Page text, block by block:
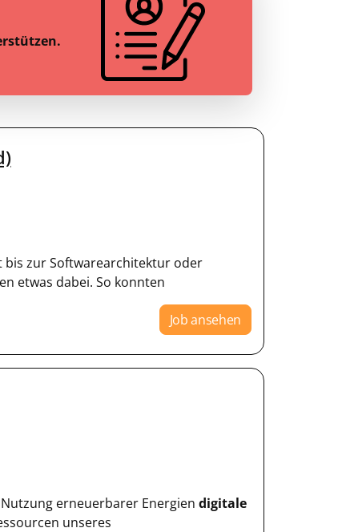
bis zur Softwarearchitektur oder
etwas dabei. So konnten
Job ansehen
erneuerbarer Energien digitale
unseres